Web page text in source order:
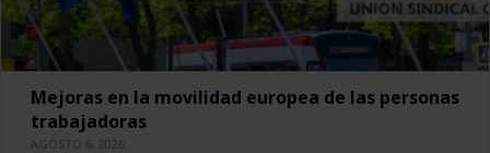
Mejoras en la movilidad europea de las personas
trabajadoras
AGOSTO 6, 2026